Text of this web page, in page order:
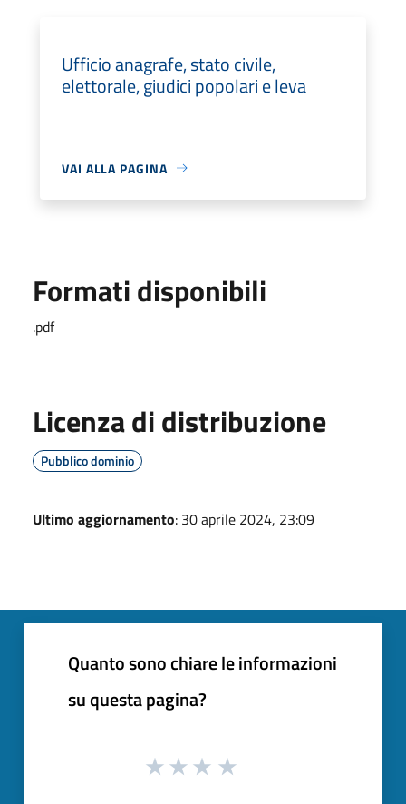
Ufficio anagrafe, stato civile,
elettorale, giudici popolari e leva
VAI ALLA PAGINA
Formati disponibili
.pdf
Licenza di distribuzione
Pubblico dominio
Ultimo aggiornamento: 30 aprile 2024, 23:09
Quanto sono chiare le informazioni
su questa pagina?